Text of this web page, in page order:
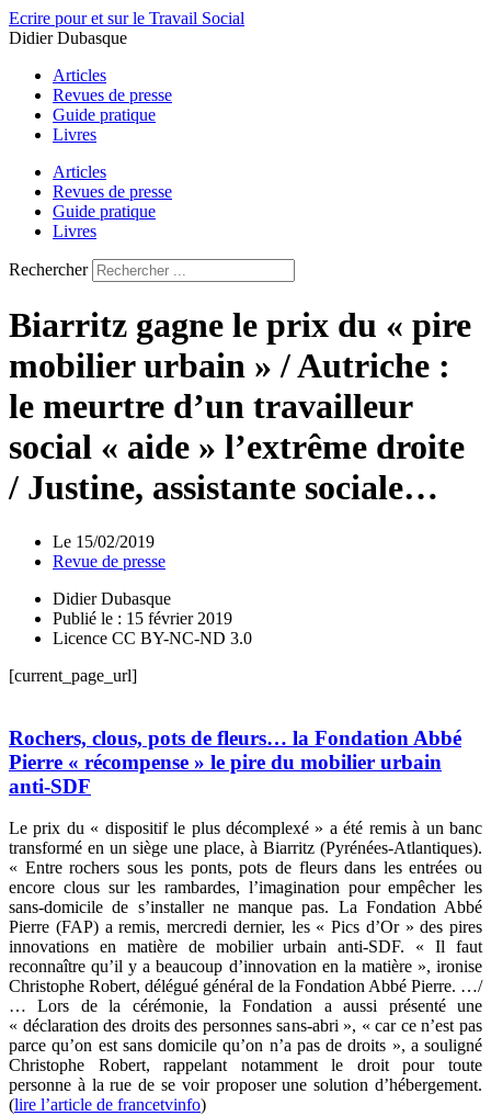
Aller
au
Ecrire pour et sur le Travail Social
Didier Dubasque
Articles
Revues de presse
Guide pratique
Livres
Articles
Revues de presse
Guide pratique
Livres
Rechercher
Biarritz gagne le prix du « pire
mobilier urbain » / Autriche :
le meurtre d’un travailleur
social « aide » l’extrême droite
/ Justine, assistante sociale…
Le 15/02/2019
Revue de presse
Didier Dubasque
Publié le : 15 février 2019
Licence CC BY-NC-ND 3.0
[current_page_url]
Rochers, clous, pots de fleurs… la Fondation Abbé
Pierre « récompense » le pire du mobilier urbain
anti-SDF
Le prix du « dispositif le plus décomplexé » a été remis à un banc
transformé en un siège une place, à Biarritz (Pyrénées-Atlantiques).
« Entre rochers sous les ponts, pots de fleurs dans les entrées ou
encore clous sur les rambardes, l’imagination pour empêcher les
sans-domicile de s’installer ne manque pas. La Fondation Abbé
Pierre (FAP) a remis, mercredi dernier, les « Pics d’Or » des pires
innovations en matière de mobilier urbain anti-SDF. « Il faut
reconnaître qu’il y a beaucoup d’innovation en la matière », ironise
Christophe Robert, délégué général de la Fondation Abbé Pierre. …/
… Lors de la cérémonie, la Fondation a aussi présenté une
« déclaration des droits des personnes sans-abri », « car ce n’est pas
parce qu’on est sans domicile qu’on n’a pas de droits », a souligné
Christophe Robert, rappelant notamment le droit pour toute
personne à la rue de se voir proposer une solution d’hébergement.
(lire l’article de francetvinfo)